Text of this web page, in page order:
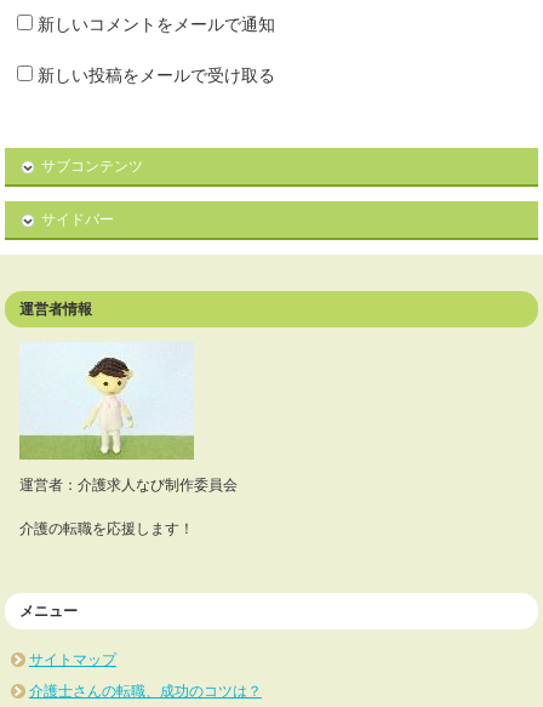
新しいコメントをメールで通知
新しい投稿をメールで受け取る
サブコンテンツ
サイドバー
運営者情報
運営者：介護求人なび制作委員会
介護の転職を応援します！
メニュー
サイトマップ
介護士さんの転職、成功のコツは？